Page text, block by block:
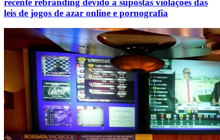
recente rebranding devido a supostas violações das
leis de jogos de azar online e pornografia